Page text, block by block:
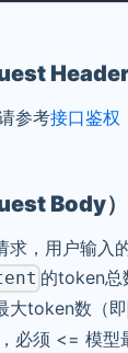
Header
参考接口鉴权
Body）
求，用户输入
的token总
大token数（即
必须 <= 模型